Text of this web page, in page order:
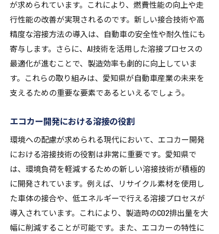
が求められています。これにより、燃費性能の向上や走
行性能の改善が実現されるのです。新しい接合技術や高
精度な溶接方法の導入は、自動車の安全性や耐久性にも
寄与します。さらに、AI技術を活用した溶接プロセスの
最適化が進むことで、製造効率も劇的に向上していま
す。これらの取り組みは、愛知県が自動車産業の未来を
支えるための重要な要素であるといえるでしょう。
エコカー開発における溶接の役割
環境への配慮が求められる現代において、エコカー開発
における溶接技術の役割は非常に重要です。愛知県で
は、環境負荷を軽減するための新しい溶接技術が積極的
に開発されています。例えば、リサイクル素材を使用し
た車体の接合や、低エネルギーで行える溶接プロセスが
導入されています。これにより、製造時のCO2排出量を大
幅に削減することが可能です。また、エコカーの特性に